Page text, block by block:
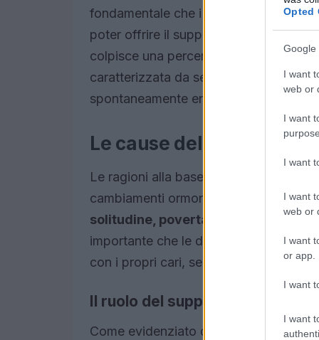
Opted
Google
I want
web or
I want
I want
I want
web or
I want
or app.
I want
I want
fondamentale che i familiari e le
poter offrire il supporto necessario.
colpisce una percentuale molto più
caratterizzata da sentimenti di
spontaneamente entro alcune
Le cause della
Le ragioni alla base della depressione
cambiamenti ormonali che
solitudine, povertà e mancanza di
importante che le donne si sentano
con i propri cari, senza il timore di
Il ruolo del supporto sociale
Come evidenziato dalla criminologa